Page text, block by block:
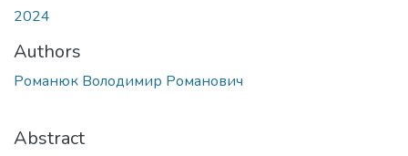
2024
Authors
Романюк Володимир Романович
Abstract